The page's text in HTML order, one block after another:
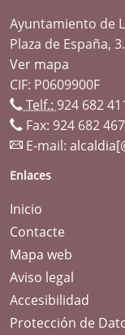
Ayuntamiento de
Plaza de España,
Ver mapa
CIF: P0609900F
Telf.: 924 682
Fax: 924 682 467
E-mail:
Enlaces
Inicio
Contacte
Mapa web
Aviso legal
Accesibilidad
Protección de